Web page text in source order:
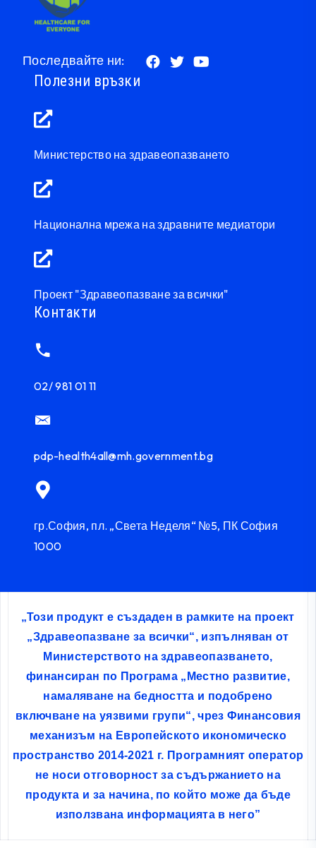
Последвайте ни:
Полезни връзки
Министерство на здравеопазването
Национална мрежа на здравните медиатори
Проект "Здравеопазване за всички"
Контакти
02/ 981 01 11
pdp-health4all@mh.government.bg
гр.София, пл. „Света Неделя“ №5, ПК София
1000
„Този продукт е създаден в рамките на проект
„Здравеопазване за всички“, изпълняван от
Министерството на здравеопазването,
финансиран по Програма „Местно развитие,
намаляване на бедността и подобрено
включване на уязвими групи“, чрез Финансовия
механизъм на Европейското икономическо
пространство 2014-2021 г. Програмният оператор
не носи отговорност за съдържанието на
продукта и за начина, по който може да бъде
използвана информацията в него”